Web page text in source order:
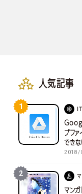
人気記事
1
ブファ
でき
2018/
2 マ
マンガ